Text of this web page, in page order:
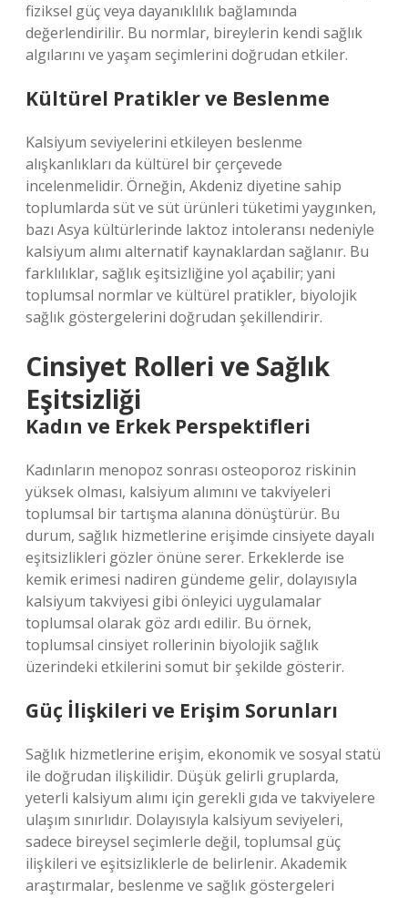
fiziksel güç veya dayanıklılık bağlamında
değerlendirilir. Bu normlar, bireylerin kendi sağlık
algılarını ve yaşam seçimlerini doğrudan etkiler.
Kültürel Pratikler ve Beslenme
Kalsiyum seviyelerini etkileyen beslenme
alışkanlıkları da kültürel bir çerçevede
incelenmelidir. Örneğin, Akdeniz diyetine sahip
toplumlarda süt ve süt ürünleri tüketimi yaygınken,
bazı Asya kültürlerinde laktoz intoleransı nedeniyle
kalsiyum alımı alternatif kaynaklardan sağlanır. Bu
farklılıklar, sağlık eşitsizliğine yol açabilir; yani
toplumsal normlar ve kültürel pratikler, biyolojik
sağlık göstergelerini doğrudan şekillendirir.
Cinsiyet Rolleri ve Sağlık
Eşitsizliği
Kadın ve Erkek Perspektifleri
Kadınların menopoz sonrası osteoporoz riskinin
yüksek olması, kalsiyum alımını ve takviyeleri
toplumsal bir tartışma alanına dönüştürür. Bu
durum, sağlık hizmetlerine erişimde cinsiyete dayalı
eşitsizlikleri gözler önüne serer. Erkeklerde ise
kemik erimesi nadiren gündeme gelir, dolayısıyla
kalsiyum takviyesi gibi önleyici uygulamalar
toplumsal olarak göz ardı edilir. Bu örnek,
toplumsal cinsiyet rollerinin biyolojik sağlık
üzerindeki etkilerini somut bir şekilde gösterir.
Güç İlişkileri ve Erişim Sorunları
Sağlık hizmetlerine erişim, ekonomik ve sosyal statü
ile doğrudan ilişkilidir. Düşük gelirli gruplarda,
yeterli kalsiyum alımı için gerekli gıda ve takviyelere
ulaşım sınırlıdır. Dolayısıyla kalsiyum seviyeleri,
sadece bireysel seçimlerle değil, toplumsal güç
ilişkileri ve eşitsizliklerle de belirlenir. Akademik
araştırmalar, beslenme ve sağlık göstergeleri